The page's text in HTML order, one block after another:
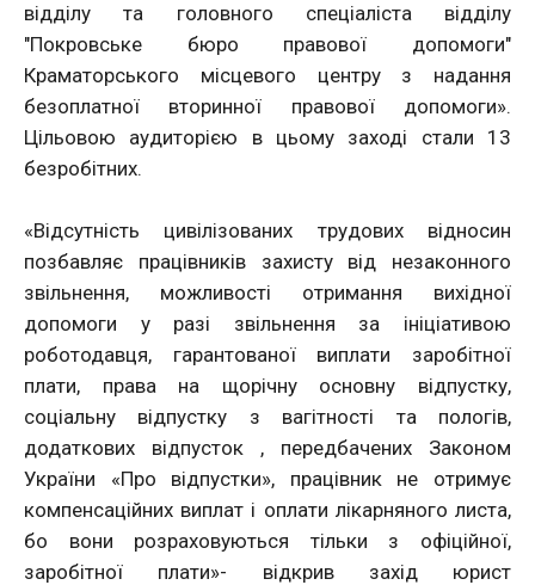
відділу та головного спеціаліста відділу
"Покровське бюро правової допомоги"
Краматорського місцевого центру з надання
безоплатної вторинної правової допомоги».
Цільовою аудиторією в цьому заході стали 13
безробітних.
«Відсутність цивілізованих трудових відносин
позбавляє працівників захисту від незаконного
звільнення, можливості отримання вихідної
допомоги у разі звільнення за ініціативою
роботодавця, гарантованої виплати заробітної
плати, права на щорічну основну відпустку,
соціальну відпустку з вагітності та пологів,
додаткових відпусток , передбачених Законом
України «Про відпустки», працівник не отримує
компенсаційних виплат і оплати лікарняного листа,
бо вони розраховуються тільки з офіційної,
заробітної плати»- відкрив захід юрист